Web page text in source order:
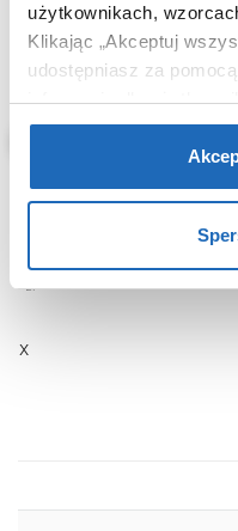
użytkownikach,
Klikając „Akceptuj
udostępniasz za
informacje dla
partnerzy reklamowi.
wymagane pliki cookie”.
zablokowane niektóre
Aby uzyskać więcej
cookie, kliknij
uzyskać więcej
18 zł Tiger Carv 800242